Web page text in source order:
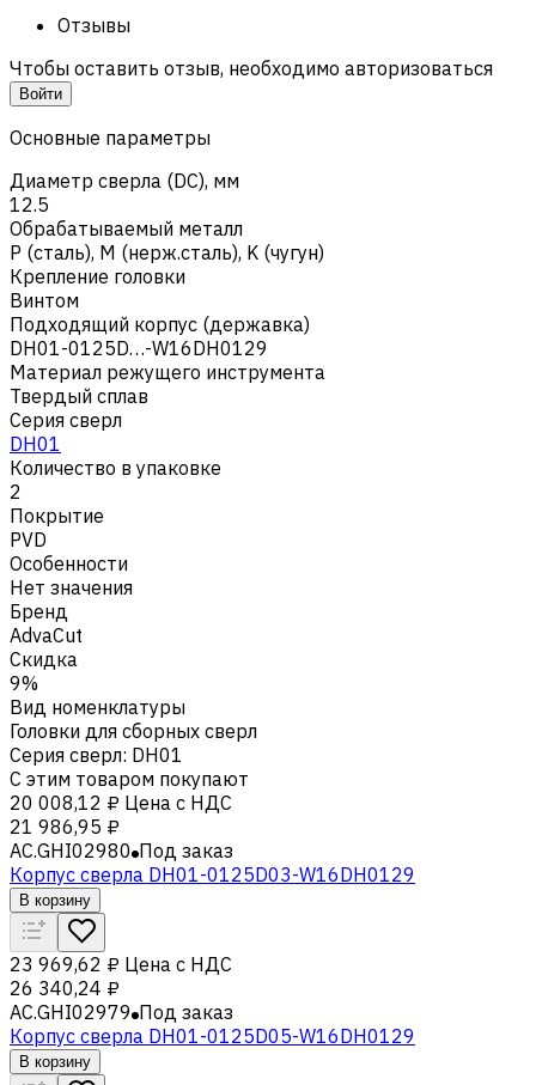
Отзывы
Чтобы оставить отзыв, необходимо авторизоваться
Войти
Основные параметры
Диаметр сверла (DC), мм
12.5
Обрабатываемый металл
Р (сталь), M (нерж.сталь), K (чугун)
Крепление головки
Винтом
Подходящий корпус (державка)
DH01-0125D…-W16DH0129
Материал режущего инструмента
Твердый сплав
Серия сверл
DH01
Количество в упаковке
2
Покрытие
PVD
Особенности
Нет значения
Бренд
AdvaCut
Скидка
9%
Вид номенклатуры
Головки для сборных сверл
Серия сверл: DH01
С этим товаром покупают
20 008,12 ₽ Цена с НДС
21 986,95 ₽
AC.GHI02980 Под заказ
Корпус сверла DH01-0125D03-W16DH0129
В корзину
23 969,62 ₽ Цена с НДС
26 340,24 ₽
AC.GHI02979 Под заказ
Корпус сверла DH01-0125D05-W16DH0129
В корзину